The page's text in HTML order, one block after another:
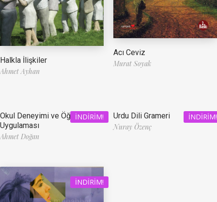
Halkla İlişkiler
Ahmet Ayhan
Acı Ceviz
Murat Soyak
İNDIRIM!
Okul Deneyimi ve Öğretmenlik
Uygulaması
Ahmet Doğan
İNDIRIM!
Urdu Dili Grameri
Nuray Özenç
İNDIRIM!